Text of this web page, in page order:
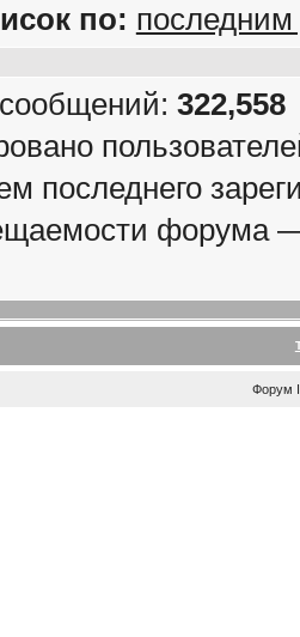
по:
322,558
последнего
форума
Форум